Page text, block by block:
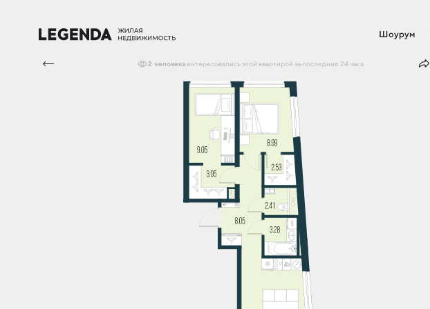
Шоурум
2 человека интересовались этой квартирой за последние 24 часа